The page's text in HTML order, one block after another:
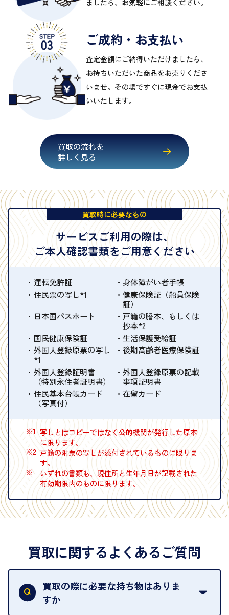
ご成約・お支払い
査定金額にご納得いただけましたら、
お持ちいただいた商品をお売りくださ
いませ。その場ですぐに現金でお支払
いいたします。
買取の流れを
詳しく見る
買取時に必要なもの
サービスご利用の際は、
ご本人確認書類をご用意ください
運転免許証
身体障がい者手帳
住民票の写し*1
健康保険証（船員保険
証）
日本国パスポート
戸籍の謄本、もしくは
抄本*2
国民健康保険証
生活保護受給証
外国人登録原票の写し
*1
後期高齢者医療保険証
外国人登録証明書
（特別永住者証明書）
外国人登録原票の記載
事項証明書
住民基本台帳カード
（写真付）
在留カード
※1 写しとはコピーではなく公的機関が発行した原本
に限ります。
※2 戸籍の附票の写しが添付されているものに限りま
す。
※
いずれの書類も、現住所と生年月日が記載された
有効期限内のものに限ります。
買取に関するよくあるご質問
買取の際に必要な持ち物はありま
すか